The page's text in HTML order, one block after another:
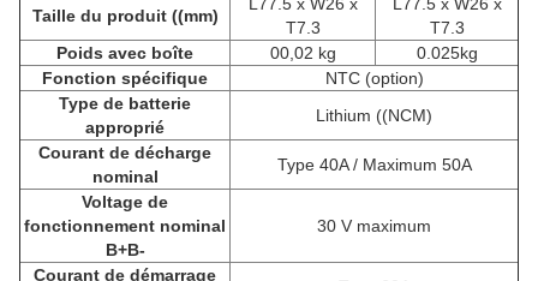
Taille du produit ((mm)
T7.3
T7.3
Poids avec boîte
00,02 kg
0.025kg
Fonction spécifique
NTC (option)
Type de batterie
approprié
Lithium ((NCM)
Courant de décharge
nominal
Type 40A / Maximum 50A
Voltage de
fonctionnement nominal
B+B-
30 V maximum
Courant de démarrage